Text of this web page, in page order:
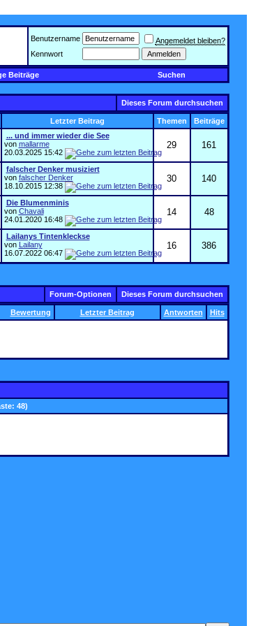
Benutzername
Angemeldet bleiben?
Kennwort
Beiträge Suchen
Dieses Forum durchsuchen
Letzter Beitrag Themen Beiträge
... und immer wieder die See
von mallarme
20.03.2025 15:42
29 161
falscher Denker musiziert
von falscher Denker
18.10.2015 12:38
30 140
Die Blumenminis
von Chavali
24.01.2020 16:48
14 48
Lailanys Tintenkleckse
von Lailany
16.07.2022 06:47
16 386
Forum-Optionen Dieses Forum durchsuchen
Bewertung Letzter Beitrag Antworten Hits
48)